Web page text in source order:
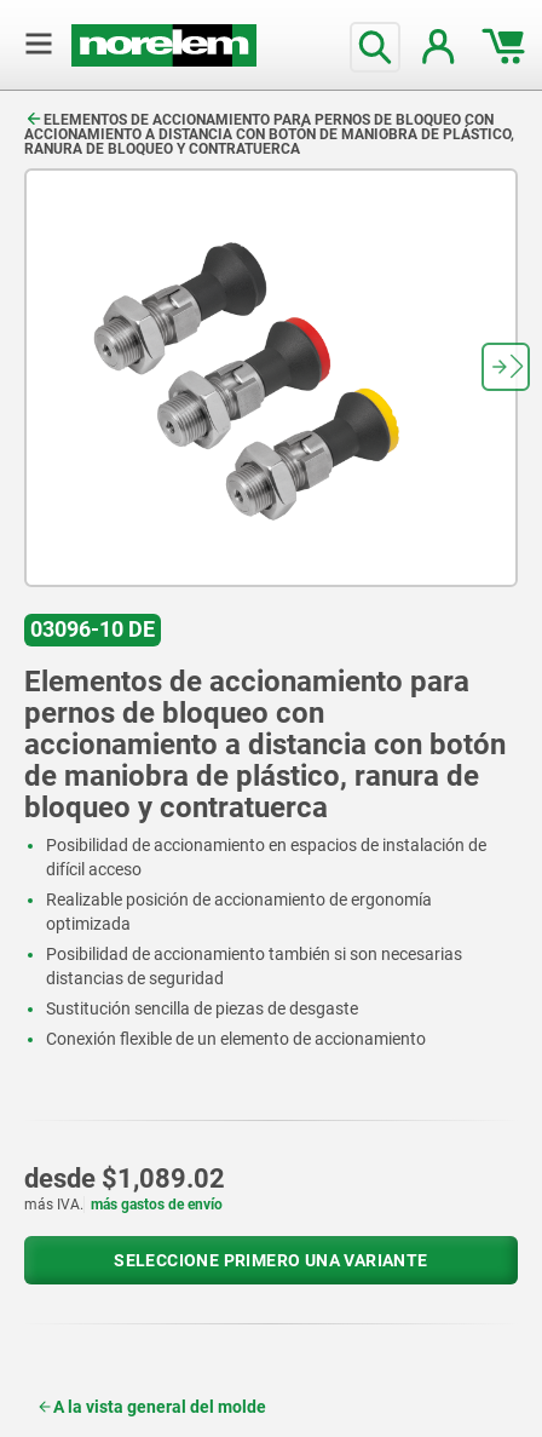
ELEMENTOS DE ACCIONAMIENTO PARA PERNOS DE BLOQUEO CON
ACCIONAMIENTO A DISTANCIA CON BOTÓN DE MANIOBRA DE PLÁSTICO,
RANURA DE BLOQUEO Y CONTRATUERCA
03096-10 DE
Elementos de accionamiento para
pernos de bloqueo con
accionamiento a distancia con botón
de maniobra de plástico, ranura de
bloqueo y contratuerca
Posibilidad de accionamiento en espacios de instalación de
difícil acceso
Realizable posición de accionamiento de ergonomía
optimizada
Posibilidad de accionamiento también si son necesarias
distancias de seguridad
Sustitución sencilla de piezas de desgaste
Conexión flexible de un elemento de accionamiento
desde $1,089.02
más IVA. más gastos de envío
SELECCIONE PRIMERO UNA VARIANTE
A la vista general del molde